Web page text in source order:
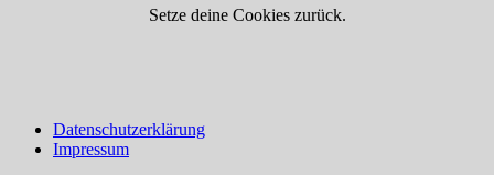
Setze deine Cookies zurück.
Datenschutzerklärung
Impressum